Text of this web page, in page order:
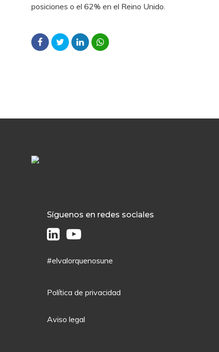
posiciones o el 62% en el Reino Unido.
Síguenos en redes sociales
#elvalorquenosune
Política de privacidad
Aviso legal